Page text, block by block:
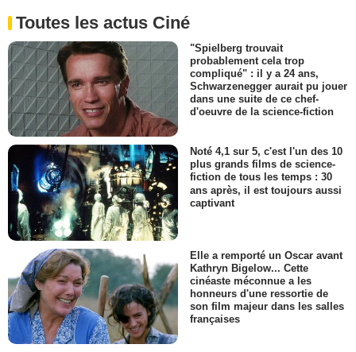
Toutes les actus Ciné
"Spielberg trouvait
probablement cela trop
compliqué" : il y a 24 ans,
Schwarzenegger aurait pu jouer
dans une suite de ce chef-
d'oeuvre de la science-fiction
Noté 4,1 sur 5, c'est l'un des 10
plus grands films de science-
fiction de tous les temps : 30
ans après, il est toujours aussi
captivant
Elle a remporté un Oscar avant
Kathryn Bigelow... Cette
cinéaste méconnue a les
honneurs d'une ressortie de
son film majeur dans les salles
françaises